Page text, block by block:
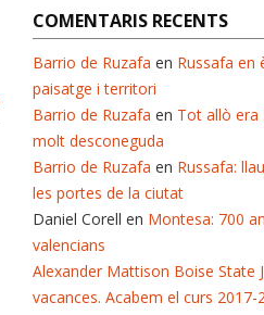
COMENTARIS RECENTS
Barrio de Ruzafa en Russafa en
paisatge i territori
Barrio de Ruzafa en Tot allò era
molt desconeguda
Barrio de Ruzafa en Russafa:
les portes de la ciutat
Daniel Corell en Montesa: 700
valencians
Alexander Mattison Boise State
vacances. Acabem el curs 2017-